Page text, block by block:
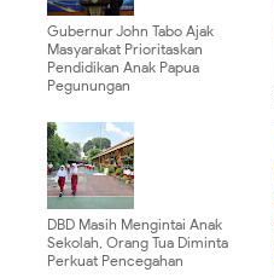
Gubernur John Tabo Ajak
Masyarakat Prioritaskan
Pendidikan Anak Papua
Pegunungan
DBD Masih Mengintai Anak
Sekolah, Orang Tua Diminta
Perkuat Pencegahan